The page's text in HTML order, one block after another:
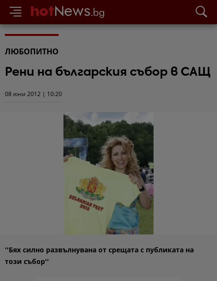
ЛЮБОПИТНО
Рени на българския събор в САЩ
08 юни 2012 | 10:20
''Бях силно развълнувана от срещата с публиката на
този събор''